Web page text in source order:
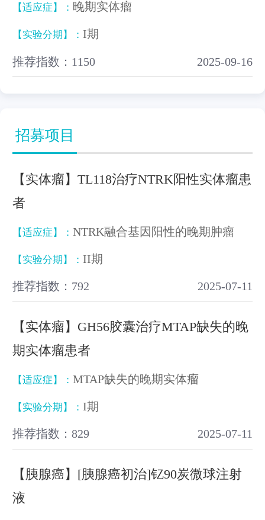
【适应症】： 晚期实体瘤
【实验分期】： I期
推荐指数：1150 2025-09-16
招募项目
【实体瘤】TL118治疗NTRK阳性实体瘤患
者
【适应症】： NTRK融合基因阳性的晚期肿瘤
【实验分期】： II期
推荐指数：792 2025-07-11
【实体瘤】GH56胶囊治疗MTAP缺失的晚
期实体瘤患者
【适应症】： MTAP缺失的晚期实体瘤
【实验分期】： I期
推荐指数：829 2025-07-11
【胰腺癌】[胰腺癌初治]钇90炭微球注射
液